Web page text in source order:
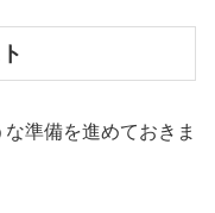
準備を進めておきま